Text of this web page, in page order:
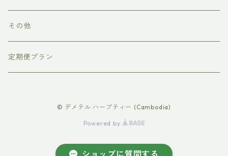
スモールサイズ（ティーバッグ3個入り）
リラックス
美容
その他
定期便プラン
© デメテル ハーブティー (Cambodia)
Powered by
ショップに質問する